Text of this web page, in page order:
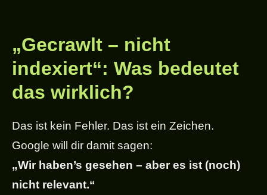
„Gecrawlt – nicht
indexiert“: Was bedeutet
das wirklich?
Das ist kein Fehler. Das ist ein Zeichen.
Google will dir damit sagen:
„Wir haben’s gesehen – aber es ist (noch)
nicht relevant.“